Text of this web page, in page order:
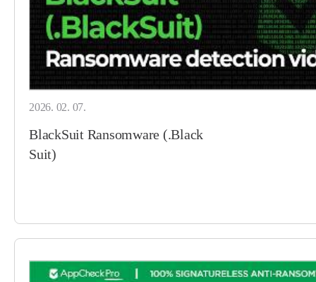
2026. 02. 07.
BlackSuit Ransomware (.Black
Suit)